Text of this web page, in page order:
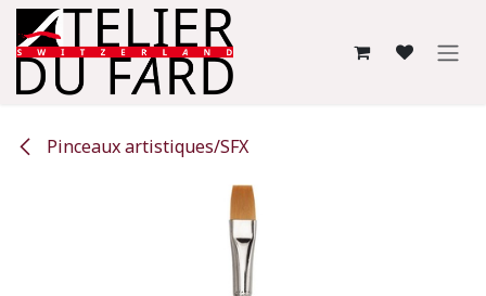
Se rendre au contenu
Pinceaux artistiques/SFX